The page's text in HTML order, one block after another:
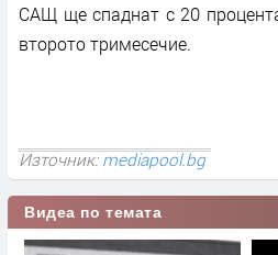
САЩ ще спаднат с 20
второто тримесечие.
Източник:mediapool.bg
Видеа по темата